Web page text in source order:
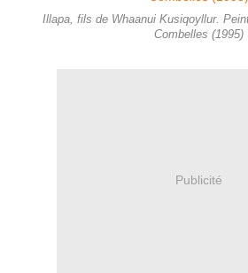
Illapa, fils de Whaanui Kusiqoyllur.
Combelles (1995)
Publicité